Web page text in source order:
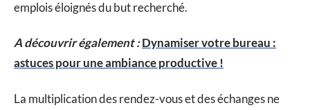
emplois éloignés du but recherché.
A découvrir également :Dynamiser votre bureau :
astuces pour une ambiance productive !
La multiplication des rendez-vous et des échanges ne